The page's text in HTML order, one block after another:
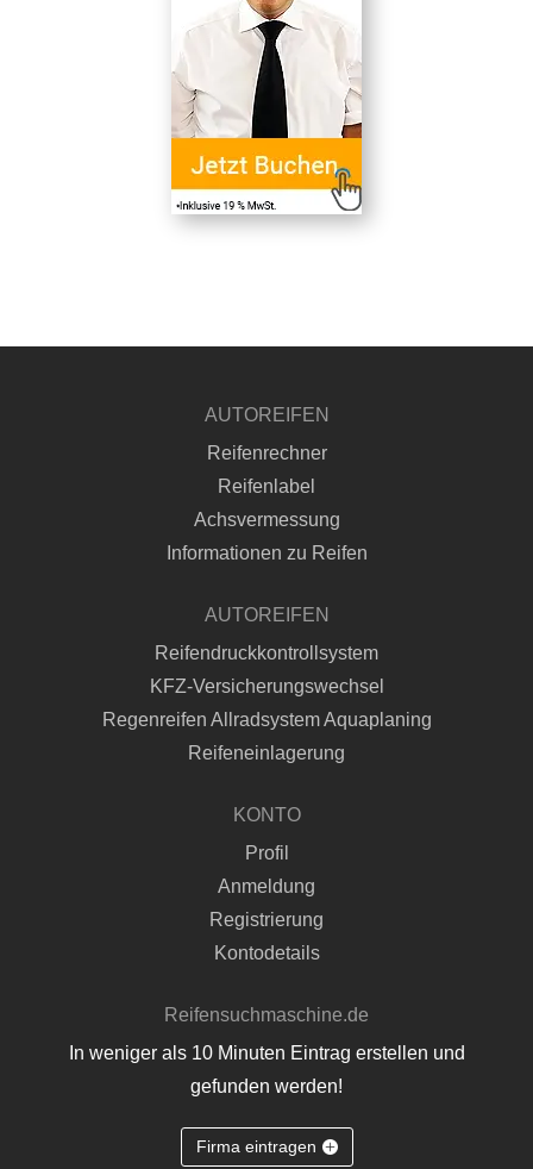
AUTOREIFEN
Reifenrechner
Reifenlabel
Achsvermessung
Informationen zu Reifen
AUTOREIFEN
Reifendruckkontrollsystem
KFZ-Versicherungswechsel
Regenreifen Allradsystem Aquaplaning
Reifeneinlagerung
KONTO
Profil
Anmeldung
Registrierung
Kontodetails
Reifensuchmaschine.de
In weniger als 10 Minuten Eintrag erstellen und
gefunden werden!
Firma eintragen